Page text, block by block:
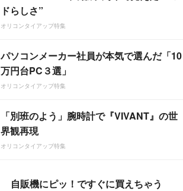
ドらしさ”
オリコンタイアップ特集
パソコンメーカー社員が本気で選んだ「10
万円台PC３選」
オリコンタイアップ特集
「別班のよう」腕時計で『VIVANT』の世
界観再現
オリコンタイアップ特集
自販機にピッ！ですぐに買えちゃう